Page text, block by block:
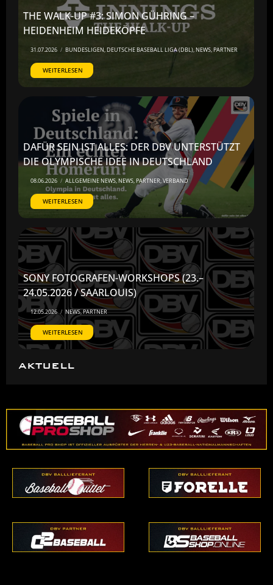
AKTUELL
THE WALK-UP #3: SIMON GÜHRING –
HEIDENHEIM HEIDEKÖPFE
31.07.2026 / BUNDESLIGEN,DEUTSCHE BASEBALL LIGA (DBL),NEWS,PARTNER
WEITERLESEN
DAFÜR SEIN IST ALLES: DER DBV UNTERSTÜTZT
DIE OLYMPISCHE IDEE IN DEUTSCHLAND
08.06.2026 / ALLGEMEINE NEWS,NEWS,PARTNER,VERBAND
WEITERLESEN
SONY FOTOGRAFEN-WORKSHOPS (23.–
24.05.2026 / SAARLOUIS)
12.05.2026 / NEWS,PARTNER
WEITERLESEN